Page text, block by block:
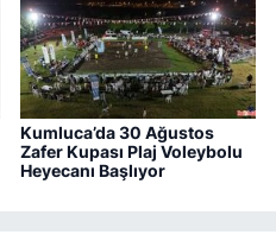
Kumluca’da 30 Ağustos
Zafer Kupası Plaj Voleybolu
Heyecanı Başlıyor